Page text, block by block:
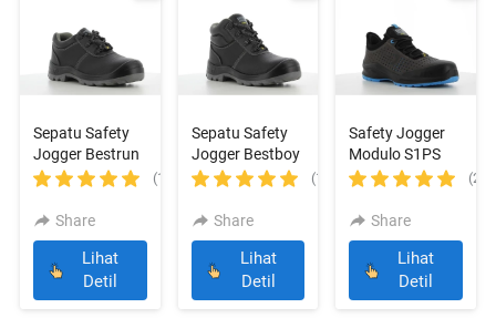
Sepatu Safety
Jogger Bestrun
S3
(1)
Share
`
Lihat
Detil
Sepatu Safety
Jogger Bestboy
S3
(1)
Share
`
Lihat
Detil
Safety Jogger
Modulo S1PS
Low Perf Grey
(2)
Share
`
Lihat
Detil